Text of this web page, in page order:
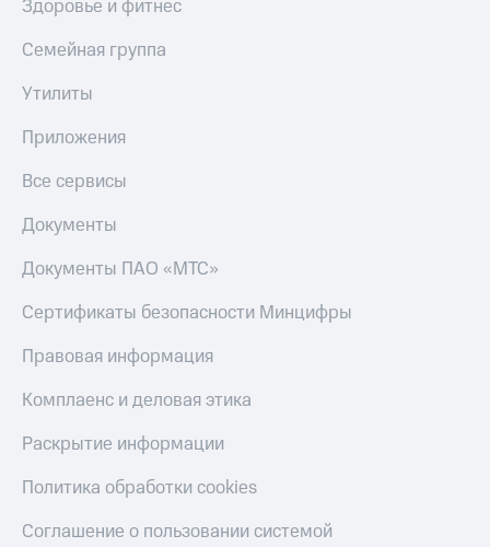
Здоровье и фитнес
Семейная группа
Утилиты
Приложения
Все сервисы
Документы
Документы ПАО «МТС»
Сертификаты безопасности Минцифры
Правовая информация
Комплаенс и деловая этика
Раскрытие информации
Политика обработки cookies
Соглашение о пользовании системой